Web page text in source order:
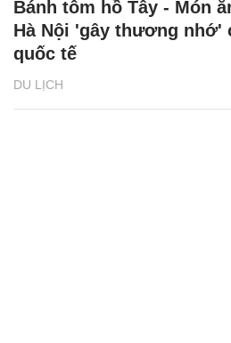
DU LỊCH
Bánh tôm hồ Tây - Món
Hà Nội 'gây thương nhớ'
quốc tế